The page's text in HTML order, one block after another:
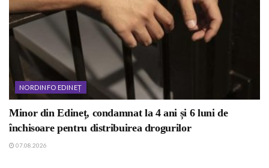
NORDINFO EDINEȚ
Minor din Edineț, condamnat la 4 ani și 6 luni de
închisoare pentru distribuirea drogurilor
07.08.2026